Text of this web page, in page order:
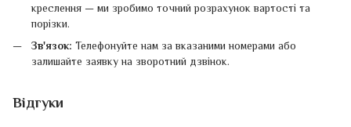
креслення — ми зробимо точний розрахунок вартості та
порізки.
Зв'язок: Телефонуйте нам за вказаними номерами або
залишайте заявку на зворотний дзвінок.
Відгуки